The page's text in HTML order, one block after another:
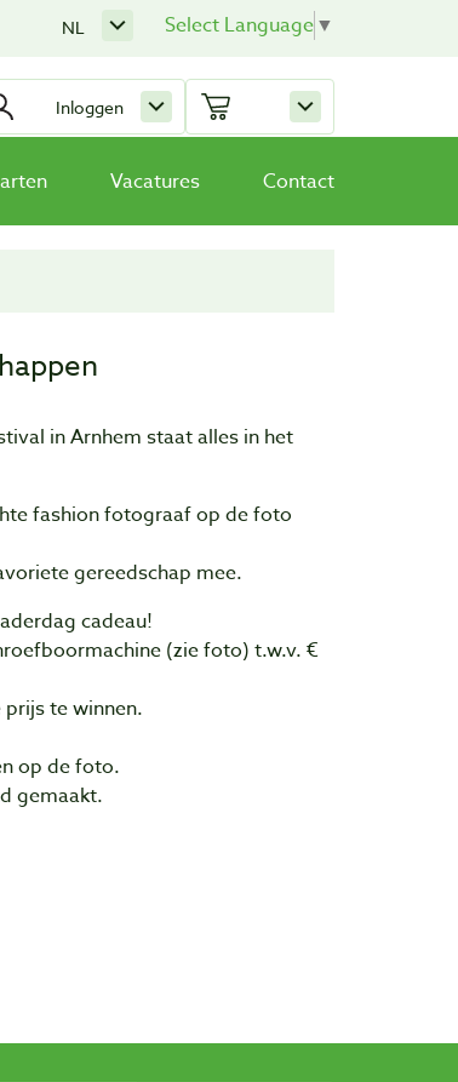
Select Language▼
NL
Inloggen
Vacatures Contact
in Arnhem staat alles in het
fashion fotograaf op de foto
gereedschap mee.
cadeau!
(zie foto) t.w.v. €
te winnen.
op de foto.
gemaakt.